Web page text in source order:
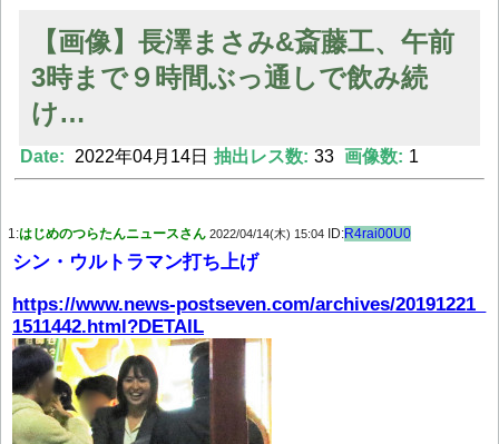
【画像あり】FacebookとかTwitterで拾ったエロ画像貼ってくよ
Powered by livedoor 相互RSS
【画像】長澤まさみ&斎藤工、午前
3時まで９時間ぶっ通しで飲み続
け…
Date: 2022年04月14日 抽出レス数: 33 画像数: 1
1:はじめのつらたんニュースさん 2022/04/14(木) 15:04 ID:R4rai00U0
シン・ウルトラマン打ち上げ
https://www.news-postseven.com/archives/20191221_
1511442.html?DETAIL